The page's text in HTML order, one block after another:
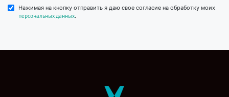
Нажимая на кнопку отправить я даю свое согласие на обработку моих
персональных данных.